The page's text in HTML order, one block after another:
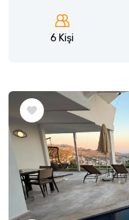
6 Kişi